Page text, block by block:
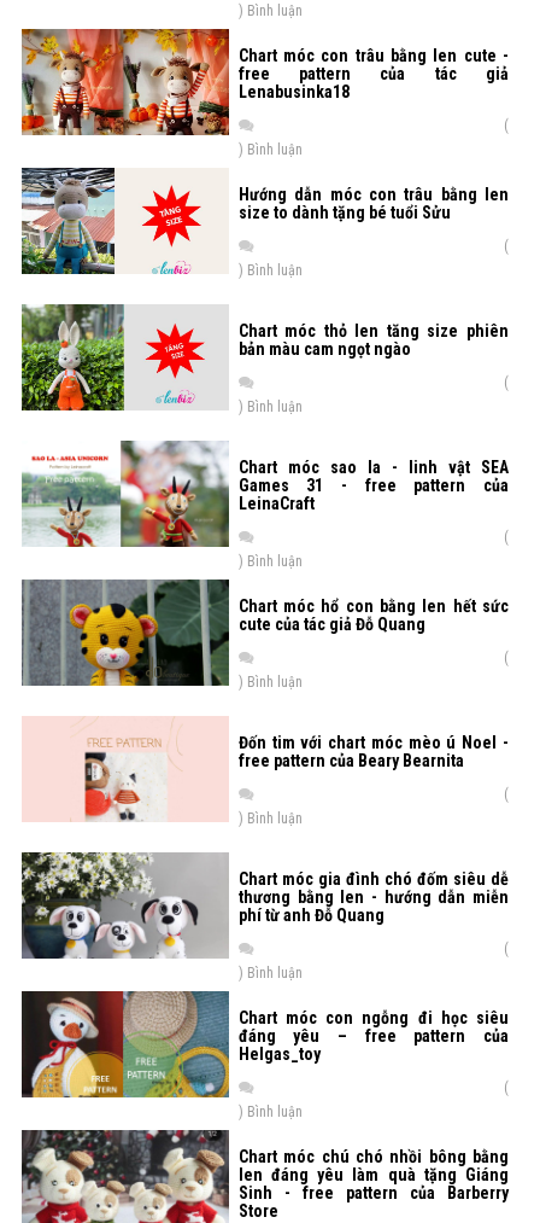
) Bình luận
Chart móc con trâu bằng len cute -
free pattern của tác giả
Lenabusinka18
(
) Bình luận
Hướng dẫn móc con trâu bằng len
size to dành tặng bé tuổi Sửu
(
) Bình luận
Chart móc thỏ len tăng size phiên
bản màu cam ngọt ngào
(
) Bình luận
Chart móc sao la - linh vật SEA
Games 31 - free pattern của
LeinaCraft
(
) Bình luận
Chart móc hổ con bằng len hết sức
cute của tác giả Đỗ Quang
(
) Bình luận
Đốn tim với chart móc mèo ú Noel -
free pattern của Beary Bearnita
(
) Bình luận
Chart móc gia đình chó đốm siêu dễ
thương bằng len - hướng dẫn miễn
phí từ anh Đỗ Quang
(
) Bình luận
Chart móc con ngỗng đi học siêu
đáng yêu – free pattern của
Helgas_toy
(
) Bình luận
Chart móc chú chó nhồi bông bằng
len đáng yêu làm quà tặng Giáng
Sinh - free pattern của Barberry
Store